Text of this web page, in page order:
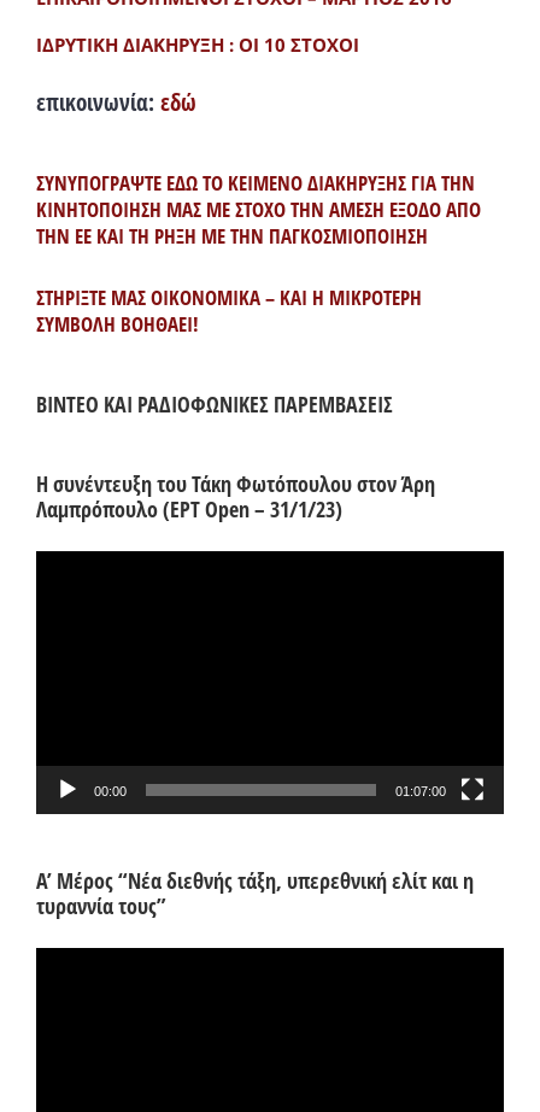
ΙΔΡΥΤΙΚΗ ΔΙΑΚΗΡΥΞΗ : ΟΙ 10 ΣΤΟΧΟΙ
επικοινωνία: εδώ
ΣΥΝΥΠΟΓΡΑΨΤΕ ΕΔΩ ΤΟ ΚΕΙΜΕΝΟ ΔΙΑΚΗΡΥΞΗΣ ΓΙΑ ΤΗΝ
ΚΙΝΗΤΟΠΟΙΗΣΗ ΜΑΣ ΜΕ ΣΤΟΧΟ ΤΗΝ ΑΜΕΣΗ ΕΞΟΔΟ ΑΠΟ
ΤΗΝ ΕΕ ΚΑΙ ΤΗ ΡΗΞΗ ΜΕ ΤΗΝ ΠΑΓΚΟΣΜΙΟΠΟΙΗΣΗ
ΣΤΗΡΙΞΤΕ ΜΑΣ ΟΙΚΟΝΟΜΙΚΑ – ΚΑΙ Η ΜΙΚΡΟΤΕΡΗ
ΣΥΜΒΟΛΗ ΒΟΗΘΑΕΙ!
ΒΙΝΤΕΟ ΚΑΙ ΡΑΔΙΟΦΩΝΙΚΕΣ ΠΑΡΕΜΒΑΣΕΙΣ
Η συνέντευξη του Τάκη Φωτόπουλου στον Άρη
Λαμπρόπουλο (ΕΡΤ Open – 31/1/23)
00:00 01:07:00
Α’ Μέρος “Νέα διεθνής τάξη, υπερεθνική ελίτ και η
τυραννία τους”